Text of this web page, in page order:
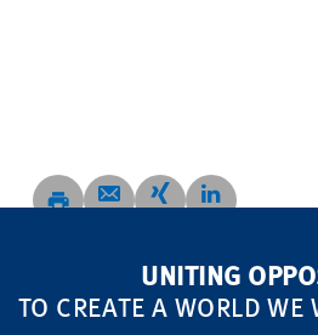
UNITING
TO CREATE A WORLD WE